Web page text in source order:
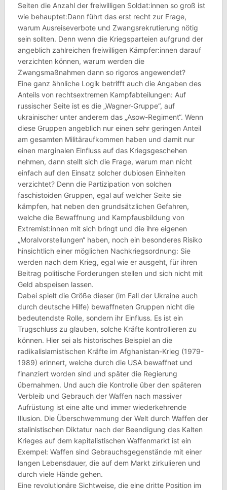
Seiten die Anzahl der freiwilligen Soldat:innen so groß ist
wie behauptet:Dann führt das erst recht zur Frage,
warum Ausreiseverbote und Zwangsrekrutierung nötig
sein sollten. Denn wenn die Kriegsparteien aufgrund der
angeblich zahlreichen freiwilligen Kämpfer:innen darauf
verzichten können, warum werden die
Zwangsmaßnahmen dann so rigoros angewendet?
Eine ganz ähnliche Logik betrifft auch die Angaben des
Anteils von rechtsextremen Kampfabteilungen: Auf
russischer Seite ist es die „Wagner-Gruppe“, auf
ukrainischer unter anderem das „Asow-Regiment“. Wenn
diese Gruppen angeblich nur einen sehr geringen Anteil
am gesamten Militäraufkommen haben und damit nur
einen marginalen Einfluss auf das Kriegsgeschehen
nehmen, dann stellt sich die Frage, warum man nicht
einfach auf den Einsatz solcher dubiosen Einheiten
verzichtet? Denn die Partizipation von solchen
faschistoiden Gruppen, egal auf welcher Seite sie
kämpfen, hat neben den grundsätzlichen Gefahren,
welche die Bewaffnung und Kampfausbildung von
Extremist:innen mit sich bringt und die ihre eigenen
„Moralvorstellungen“ haben, noch ein besonderes Risiko
hinsichtlich einer möglichen Nachkriegsordnung: Sie
werden nach dem Krieg, egal wie er ausgeht, für ihren
Beitrag politische Forderungen stellen und sich nicht mit
Geld abspeisen lassen.
Dabei spielt die Größe dieser (im Fall der Ukraine auch
durch deutsche Hilfe) bewaffneten Gruppen nicht die
bedeutendste Rolle, sondern ihr Einfluss. Es ist ein
Trugschluss zu glauben, solche Kräfte kontrollieren zu
können. Hier sei als historisches Beispiel an die
radikalislamistischen Kräfte im Afghanistan-Krieg (1979-
1989) erinnert, welche durch die USA bewaffnet und
finanziert worden sind und später die Regierung
übernahmen. Und auch die Kontrolle über den späteren
Verbleib und Gebrauch der Waffen nach massiver
Aufrüstung ist eine alte und immer wiederkehrende
Illusion. Die Überschwemmung der Welt durch Waffen der
stalinistischen Diktatur nach der Beendigung des Kalten
Krieges auf dem kapitalistischen Waffenmarkt ist ein
Exempel: Waffen sind Gebrauchsgegenstände mit einer
langen Lebensdauer, die auf dem Markt zirkulieren und
durch viele Hände gehen.
Eine revolutionäre Sichtweise, die eine dritte Position im